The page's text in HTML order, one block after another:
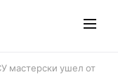
мастерски ушел от